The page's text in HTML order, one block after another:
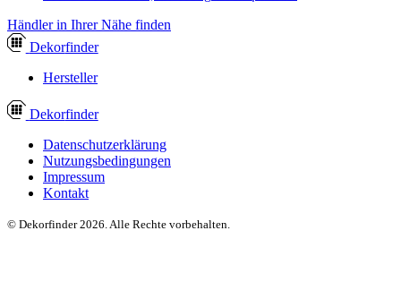
Händler in Ihrer Nähe finden
Dekorfinder
Hersteller
Dekorfinder
Datenschutzerklärung
Nutzungsbedingungen
Impressum
Kontakt
© Dekorfinder 2026. Alle Rechte vorbehalten.